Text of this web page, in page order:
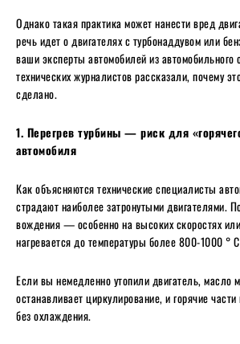
Однако такая практика может нанести вред
речь идет о двигателях с турбонаддувом или
ваши эксперты автомобилей из автомобильного
технических журналистов рассказали, почему
сделано.
1. Перегрев турбины — риск для
автомобиля
Как объясняются технические специалисты
страдают наиболее затронутыми двигателями.
вождения — особенно на высоких скоростях
нагревается до температуры более 800-1000 ° C
Если вы немедленно утопили двигатель, масло
останавливает циркулирование, и горячие
без охлаждения.